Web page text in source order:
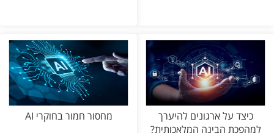
כיצד על ארגונים להיערך
למהפכת הבינה המלאכותית?
מחסור חמור בחוקרי AI